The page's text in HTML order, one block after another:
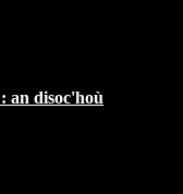
an disoc'hoù